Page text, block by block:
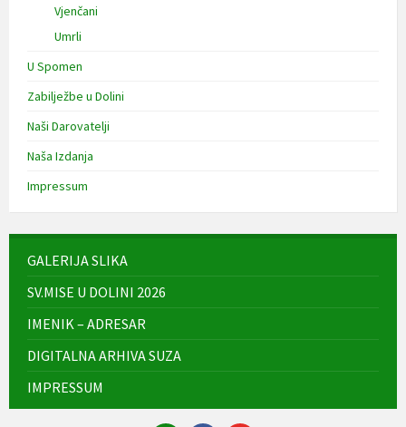
Vjenčani
Umrli
U Spomen
Zabilježbe u Dolini
Naši Darovatelji
Naša Izdanja
Impressum
GALERIJA SLIKA
SV.MISE U DOLINI 2026
IMENIK – ADRESAR
DIGITALNA ARHIVA SUZA
IMPRESSUM